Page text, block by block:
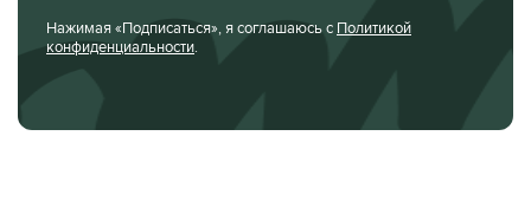
Нажимая «Подписаться», я соглашаюсь с Политикой
конфиденциальности.